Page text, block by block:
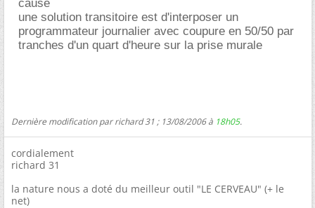
cause
une solution transitoire est d'interposer un
programmateur journalier avec coupure en 50/50 par
tranches d'un quart d'heure sur la prise murale
Dernière modification par richard 31 ; 13/08/2006 à 18h05.
cordialement
richard 31
la nature nous a doté du meilleur outil "LE CERVEAU" (+ le
net)